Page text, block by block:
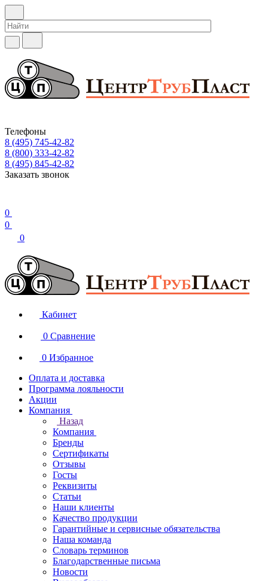
Телефоны
8 (495) 745-42-82
8 (800) 333-42-82
8 (495) 845-42-82
Заказать звонок
0
0
0
Кабинет
0 Сравнение
0 Избранное
Оплата и доставка
Программа лояльности
Акции
Компания
Назад
Компания
Бренды
Сертификаты
Отзывы
Госты
Реквизиты
Статьи
Наши клиенты
Качество продукции
Гарантийные и сервисные обязательства
Наша команда
Словарь терминов
Благодарственные письма
Новости